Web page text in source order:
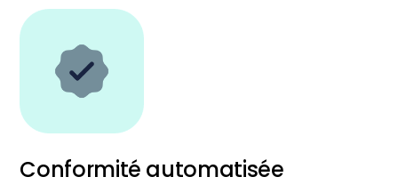
Conformité automatisée